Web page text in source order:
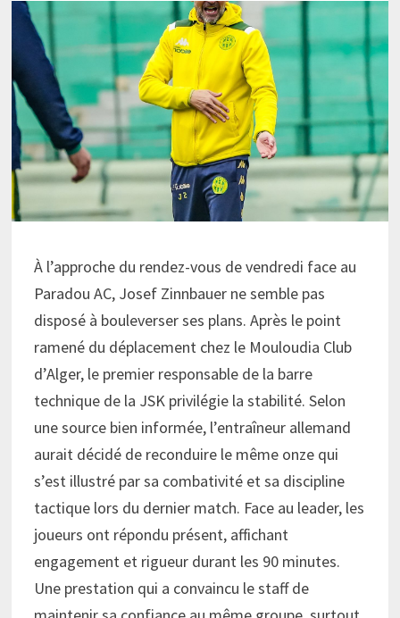
À l’approche du rendez-vous de vendredi face au
Paradou AC, Josef Zinnbauer ne semble pas
disposé à bouleverser ses plans. Après le point
ramené du déplacement chez le Mouloudia Club
d’Alger, le premier responsable de la barre
technique de la JSK privilégie la stabilité. Selon
une source bien informée, l’entraîneur allemand
aurait décidé de reconduire le même onze qui
s’est illustré par sa combativité et sa discipline
tactique lors du dernier match. Face au leader, les
joueurs ont répondu présent, affichant
engagement et rigueur durant les 90 minutes.
Une prestation qui a convaincu le staff de